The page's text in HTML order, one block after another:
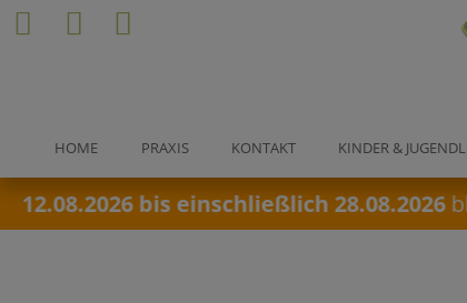
HOME PRAXIS KONTAKT KINDER &
bis einschließlich 28.08.2026